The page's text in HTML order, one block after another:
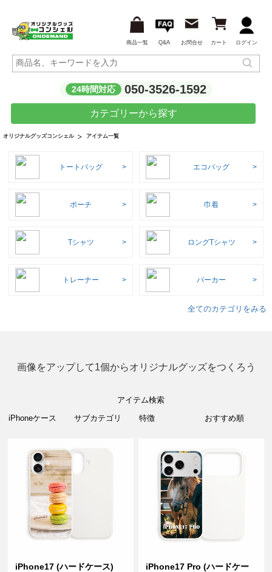
商品一覧 Q&A お問合せ カート ログイン
24時間対応 050-3526-1592
カテゴリーから探す
オリジナルグッズコンシェル アイテム一覧
トートバッグ エコバッグ
ポーチ 巾着
Tシャツ ロングTシャツ
トレーナー パーカー
全てのカテゴリをみる
画像をアップして1個からオリジナルグッズをつくろう
アイテム検索
iPhone17 (ハードケース)
iPhone17 Pro (ハードケー